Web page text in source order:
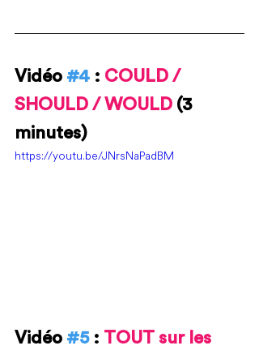
Vidéo #4 : COULD /
SHOULD / WOULD (3
minutes)
https://youtu.be/JNrsNaPadBM
Vidéo #5 : TOUT sur les